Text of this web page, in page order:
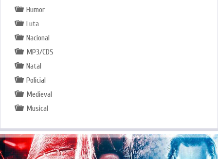
Humor
Luta
Nacional
MP3/CDS
Natal
Policial
Medieval
Musical